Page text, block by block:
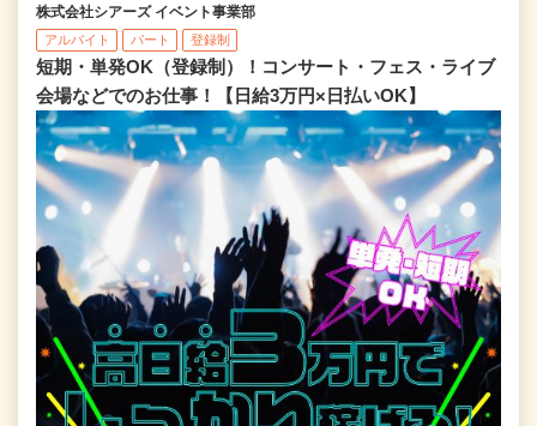
株式会社シアーズ イベント事業部
アルバイト パート 登録制
短期・単発OK（登録制）！コンサート・フェス・ライブ
会場などでのお仕事！【日給3万円×日払いOK】